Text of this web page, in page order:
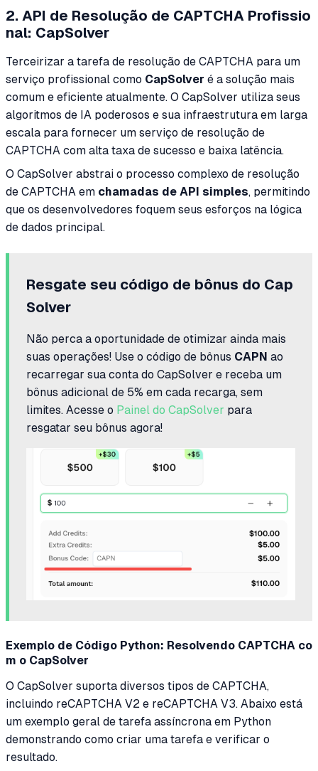
2. API de Resolução de CAPTCHA Profissio
nal: CapSolver
Terceirizar a tarefa de resolução de CAPTCHA para um
serviço profissional como CapSolver é a solução mais
comum e eficiente atualmente. O CapSolver utiliza seus
algoritmos de IA poderosos e sua infraestrutura em larga
escala para fornecer um serviço de resolução de
CAPTCHA com alta taxa de sucesso e baixa latência.
O CapSolver abstrai o processo complexo de resolução
de CAPTCHA em chamadas de API simples, permitindo
que os desenvolvedores foquem seus esforços na lógica
de dados principal.
Resgate seu código de bônus do Cap
Solver
Não perca a oportunidade de otimizar ainda mais
suas operações! Use o código de bônus CAPN ao
recarregar sua conta do CapSolver e receba um
bônus adicional de 5% em cada recarga, sem
limites. Acesse o Painel do CapSolver para
resgatar seu bônus agora!
Exemplo de Código Python: Resolvendo CAPTCHA co
m o CapSolver
O CapSolver suporta diversos tipos de CAPTCHA,
incluindo reCAPTCHA V2 e reCAPTCHA V3. Abaixo está
um exemplo geral de tarefa assíncrona em Python
demonstrando como criar uma tarefa e verificar o
resultado.